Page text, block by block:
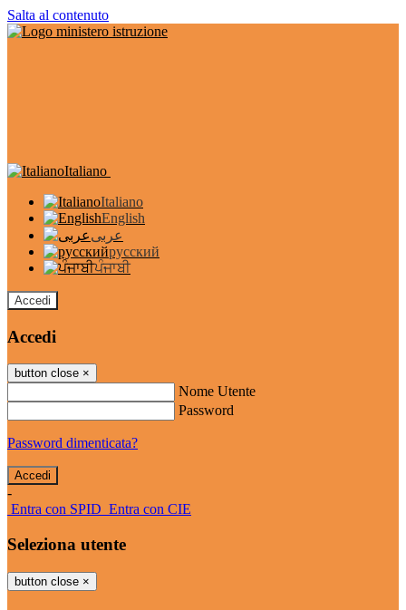
Salta al contenuto
Italiano
Italiano
English
عربى
русский
ਪੰਜਾਬੀ
Accedi
Accedi
button close ×
Nome Utente
Password
Password dimenticata?
-
Entra con SPID Entra con CIE
Seleziona utente
button close ×